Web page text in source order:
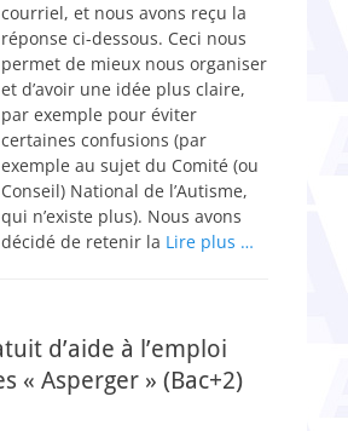
courriel, et nous avons reçu la
réponse ci-dessous. Ceci nous
permet de mieux nous organiser
et d’avoir une idée plus claire,
par exemple pour éviter
certaines confusions (par
exemple au sujet du Comité (ou
Conseil) National de l’Autisme,
qui n’existe plus). Nous avons
décidé de retenir la Lire plus …
d’aide à l’emploi
« Asperger » (Bac+2)